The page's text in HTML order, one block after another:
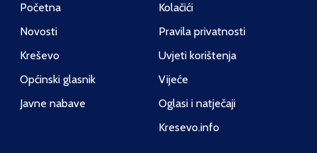
Početna
Novosti
Kreševo
Općinski glasnik
Javne nabave
Kolačići
Pravila privatnosti
Uvjeti korištenja
Vijeće
Oglasi i natječaji
Kresevo.info